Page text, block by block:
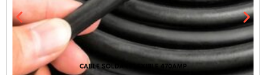
CABLE SOLDAR FLEXIBLE 470AMP